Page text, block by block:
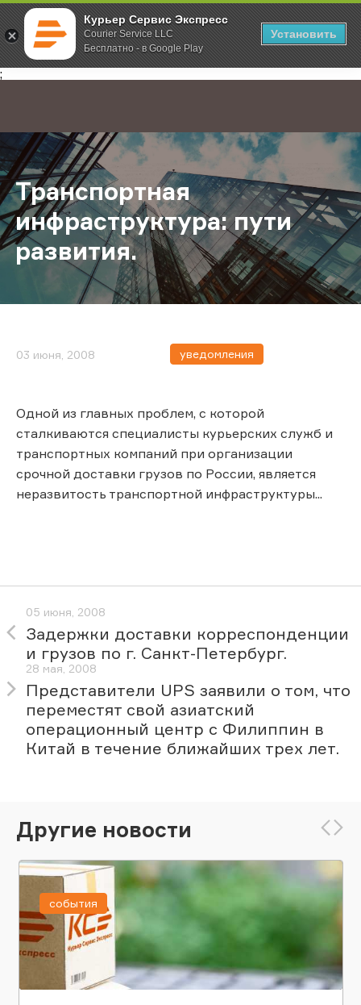
Курьер Сервис Экспресс
Courier Service LLC
Бесплатно - в Google Play
Установить
;
Главная О компании Новости Транспортная инфраструктура:
Транспортная
инфраструктура: пути
развития.
03 июня, 2008 уведомления
Одной из главных проблем, с которой
сталкиваются специалисты курьерских служб и
транспортных компаний при организации
срочной доставки грузов по России, является
неразвитость транспортной инфраструктуры...
05 июня, 2008
Задержки доставки корреспонденции
и грузов по г. Санкт-Петербург.
28 мая, 2008
Представители UPS заявили о том, что
переместят свой азиатский
операционный центр с Филиппин в
Китай в течение ближайших трех лет.
Другие новости
события